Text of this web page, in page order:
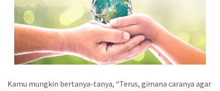
Kamu mungkin bertanya-tanya, “Terus, gimana caranya agar